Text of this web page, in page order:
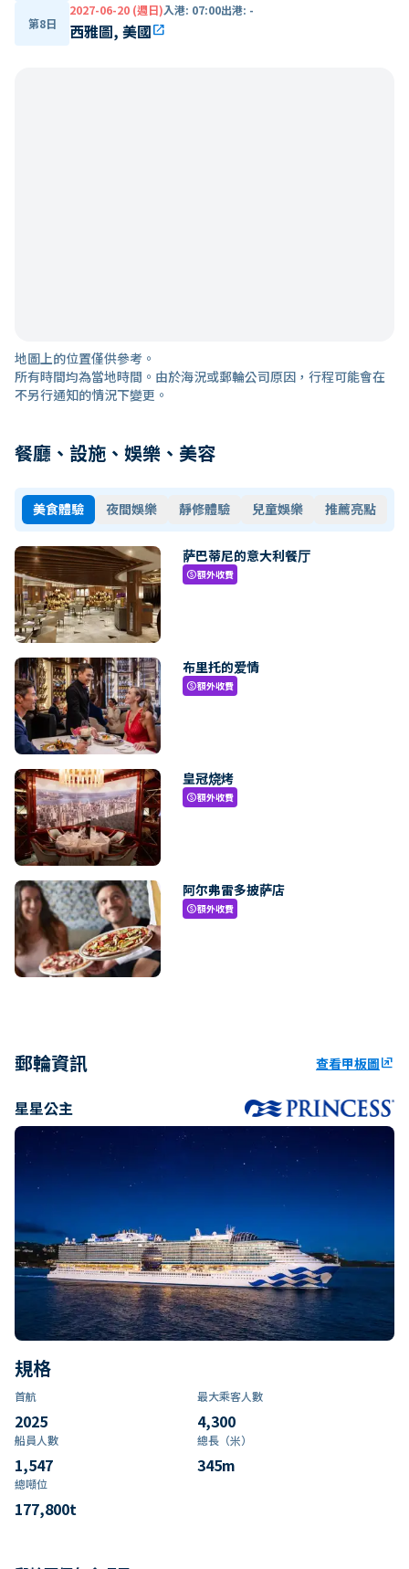
第8日
2027-06-20 (週日)入港: 07:00出港: -
西雅圖, 美國open_in_new
地圖上的位置僅供參考。
所有時間均為當地時間。由於海況或郵輪公司原因，行程可能會在
不另行通知的情況下變更。
餐廳、設施、娛樂、美容
美食體驗 夜間娛樂 靜修體驗 兒童娛樂 推薦亮點
萨巴蒂尼的意大利餐厅
paid額外收費
布里托的爱情
paid額外收費
皇冠烧烤
paid額外收費
阿尔弗雷多披萨店
paid額外收費
郵輪資訊 查看甲板圖ungroup
星星公主
規格
首航
2025
最大乘客人數
4,300
船員人數
1,547
總長（米）
345m
總噸位
177,800t